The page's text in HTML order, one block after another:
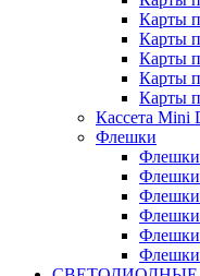
Карты
Карты
Карты
Карты
Карты
Кассета Mini
Флешки